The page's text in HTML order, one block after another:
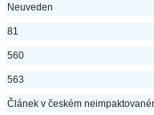
Neuveden
81
560
563
Článek v českém